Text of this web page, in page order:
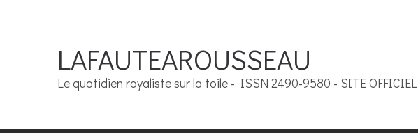
LAFAUTEAROUSSEAU
Le quotidien royaliste sur la toile - ISSN 2490-9580 - SITE OFFICIEL